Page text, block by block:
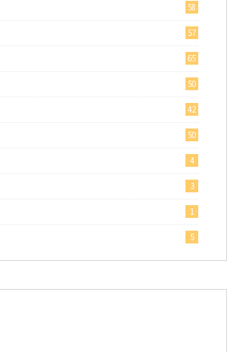
58
57
65
50
42
50
4
3
1
5